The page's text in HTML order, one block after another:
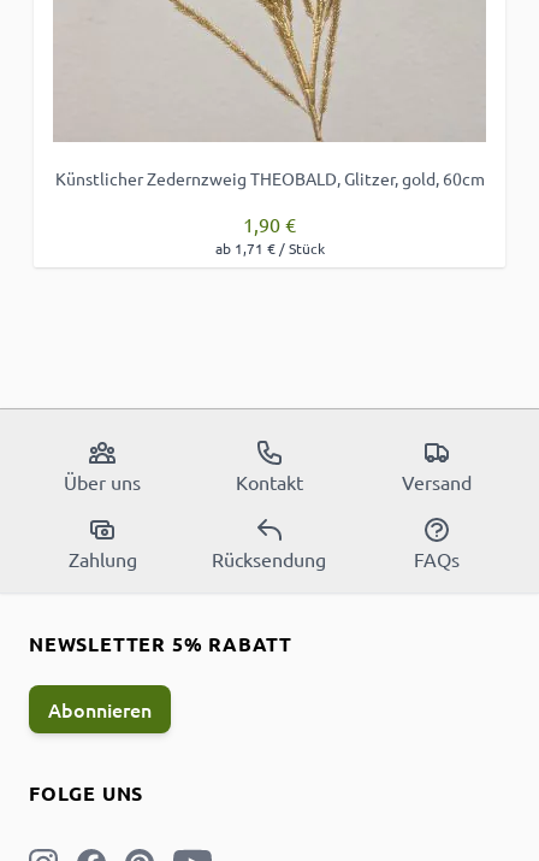
Künstlicher Zedernzweig THEOBALD, Glitzer, gold, 60cm
1,90 €
ab 1,71 € / Stück
Über uns Kontakt Versand
Zahlung Rücksendung FAQs
FOLGE UNS
NEWSLETTER 5% RABATT
Abonnieren